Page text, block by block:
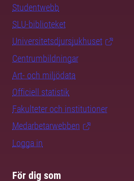
Studentwebb
SLU-biblioteket
Universitetsdjursjukhuset
Centrumbildningar
Art- och miljödata
Officiell statistik
Fakulteter och institutioner
Medarbetarwebben
Logga in
För dig som